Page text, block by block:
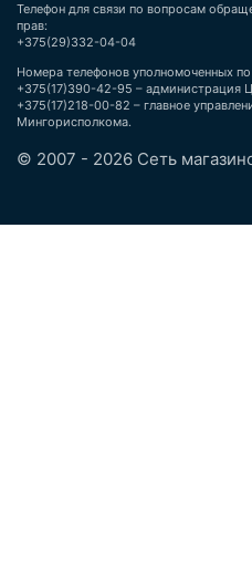
Телефон для связи по вопросам
прав:
+375(29)332-04-04
Номера телефонов уполномоченных
+375(17)390-42-95 – администрация
+375(17)218-00-82 – главное
Мингорисполкома.
© 2007 - 2026 Сеть